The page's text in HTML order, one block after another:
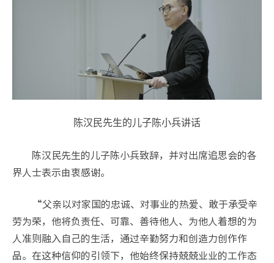
陈汉民先生的儿子陈小兵讲话
陈汉民先生的儿子陈小兵致辞，并对出席追思会的各
界人士表示由衷感谢。
“父亲以对家国的忠诚、对事业的热爱、敢于承受辛
劳为荣，他将负责任、可靠、善待他人、为他人着想的为
人准则融入自己的生活，通过辛勤努力和创造力创作作
品。在这种信仰的引领下，他始终保持兢兢业业的工作态